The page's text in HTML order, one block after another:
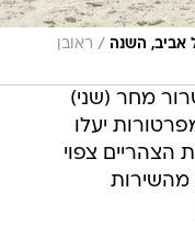
אביב, השנה / ראובן
מחר (שני)
יעלו
הצהריים צפוי
מהשירות